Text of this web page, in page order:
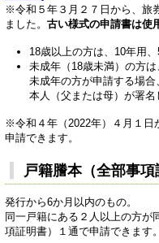
※令和５年３月２７日から、旅
ました。 古い様式の申請書は使
18歳以上の方は、10年用
未成年（18歳未満）の方は
未成年の方が申請する場
本人（父または母）が署名
※令和４年（2022年）４月１日
申請できます。
戸籍謄本（全部事
発行から6か月以内のもの。
同一戸籍にある２人以上の方が
項証明書）１通で申請できます。